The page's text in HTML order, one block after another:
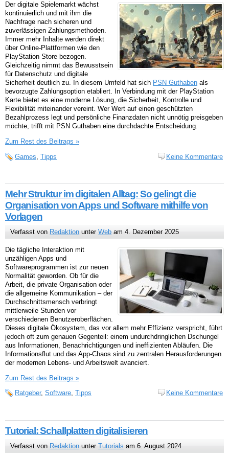
Der digitale Spielemarkt wächst
kontinuierlich und mit ihm die
Nachfrage nach sicheren und
zuverlässigen Zahlungsmethoden.
Immer mehr Inhalte werden direkt
über Online-Plattformen wie den
PlayStation Store bezogen.
Gleichzeitig nimmt das Bewusstsein
für Datenschutz und digitale
Sicherheit deutlich zu. In diesem Umfeld hat sich PSN Guthaben als
bevorzugte Zahlungsoption etabliert. In Verbindung mit der PlayStation
Karte bietet es eine moderne Lösung, die Sicherheit, Kontrolle und
Flexibilität miteinander vereint. Wer Wert auf einen geschützten
Bezahlprozess legt und persönliche Finanzdaten nicht unnötig preisgeben
möchte, trifft mit PSN Guthaben eine durchdachte Entscheidung.
Zum Rest des Beitrags »
Games Tipps Keine Kommentare
Mehr Struktur im digitalen Alltag: So gelingt die
Organisation von Apps und Software mithilfe von
Vorlagen
Verfasst von Redaktion unterWeb am 4. Dezember 2025
Die tägliche Interaktion mit
unzähligen Apps und
Softwareprogrammen ist zur neuen
Normalität geworden. Ob für die
Arbeit, die private Organisation oder
die allgemeine Kommunikation – der
Durchschnittsmensch verbringt
mittlerweile Stunden vor
verschiedenen Benutzeroberflächen.
Dieses digitale Ökosystem, das vor allem mehr Effizienz verspricht, führt
jedoch oft zum genauen Gegenteil: einem undurchdringlichen Dschungel
aus Informationen, Benachrichtigungen und ineffizienten Abläufen. Die
Informationsflut und das App-Chaos sind zu zentralen Herausforderungen
der modernen Lebens- und Arbeitswelt avanciert.
Zum Rest des Beitrags »
Ratgeber, Software, Tipps Keine Kommentare
Tutorial: Schallplatten digitalisieren
Verfasst von Redaktion unterTutorials am 6. August 2024